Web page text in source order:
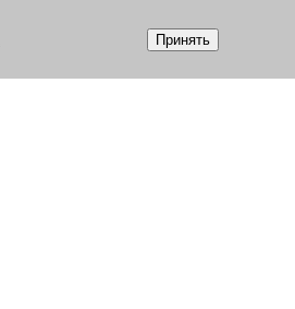
Принять